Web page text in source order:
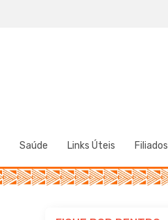
Saúde Links Úteis Filiados